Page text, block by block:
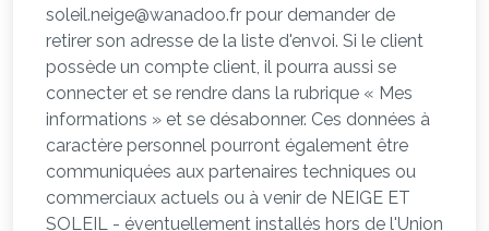
soleil.neige@wanadoo.fr pour demander de
retirer son adresse de la liste d'envoi. Si le client
possède un compte client, il pourra aussi se
connecter et se rendre dans la rubrique « Mes
informations » et se désabonner. Ces données à
caractère personnel pourront également être
communiquées aux partenaires techniques ou
commerciaux actuels ou à venir de NEIGE ET
SOLEIL - éventuellement installés hors de l'Union